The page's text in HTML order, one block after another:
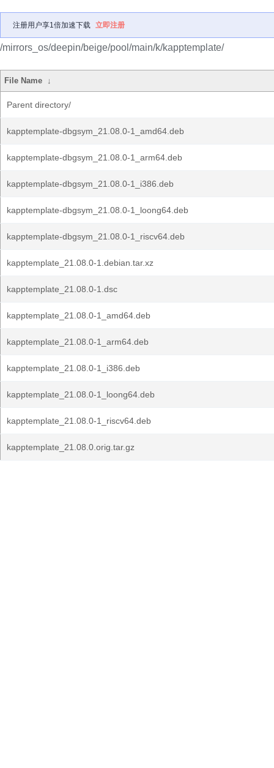
注册用户享1倍加速下载 立即注册
/mirrors_os/deepin/beige/pool/main/k/kapptemplate/
File Name ↓
Parent directory/
kapptemplate-dbgsym_21.08.0-1_amd64.deb
kapptemplate-dbgsym_21.08.0-1_arm64.deb
kapptemplate-dbgsym_21.08.0-1_i386.deb
kapptemplate-dbgsym_21.08.0-1_loong64.deb
kapptemplate-dbgsym_21.08.0-1_riscv64.deb
kapptemplate_21.08.0-1.debian.tar.xz
kapptemplate_21.08.0-1.dsc
kapptemplate_21.08.0-1_amd64.deb
kapptemplate_21.08.0-1_arm64.deb
kapptemplate_21.08.0-1_i386.deb
kapptemplate_21.08.0-1_loong64.deb
kapptemplate_21.08.0-1_riscv64.deb
kapptemplate_21.08.0.orig.tar.gz